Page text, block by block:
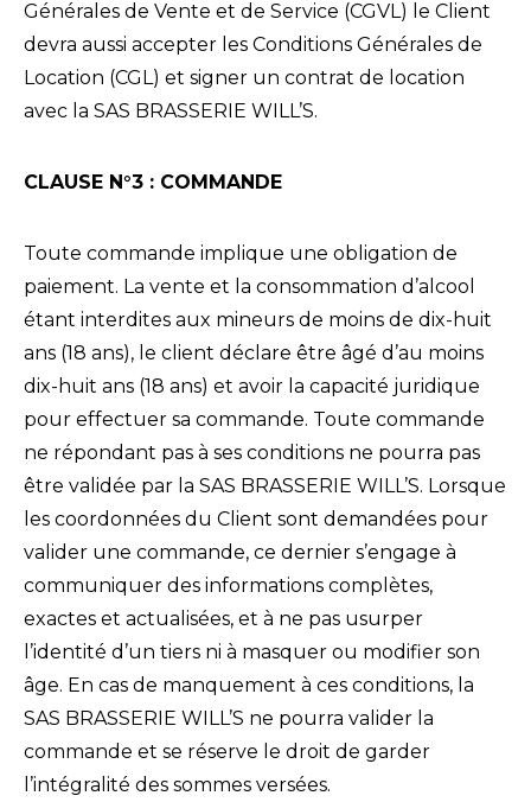
Générales de Vente et de Service (CGVL) le Client
devra aussi accepter les Conditions Générales de
Location (CGL) et signer un contrat de location
avec la SAS BRASSERIE WILL’S.
CLAUSE N°3 : COMMANDE
Toute commande implique une obligation de
paiement. La vente et la consommation d’alcool
étant interdites aux mineurs de moins de dix-huit
ans (18 ans), le client déclare être âgé d’au moins
dix-huit ans (18 ans) et avoir la capacité juridique
pour effectuer sa commande. Toute commande
ne répondant pas à ses conditions ne pourra pas
être validée par la SAS BRASSERIE WILL’S. Lorsque
les coordonnées du Client sont demandées pour
valider une commande, ce dernier s’engage à
communiquer des informations complètes,
exactes et actualisées, et à ne pas usurper
l’identité d’un tiers ni à masquer ou modifier son
âge. En cas de manquement à ces conditions, la
SAS BRASSERIE WILL’S ne pourra valider la
commande et se réserve le droit de garder
l’intégralité des sommes versées.